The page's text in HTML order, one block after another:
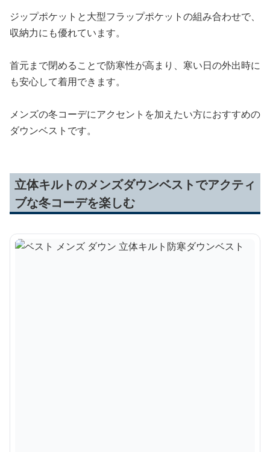
ジップポケットと大型フラップポケットの組み合わせで、
収納力にも優れています。
首元まで閉めることで防寒性が高まり、寒い日の外出時に
も安心して着用できます。
メンズの冬コーデにアクセントを加えたい方におすすめの
ダウンベストです。
立体キルトのメンズダウンベストでアクティ
ブな冬コーデを楽しむ